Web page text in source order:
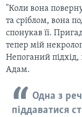
"Коли вона
та сріблом, вона
спонукав її.
тепер мій
Непоганий підхід,
Адам.
Одна з
піддаватися